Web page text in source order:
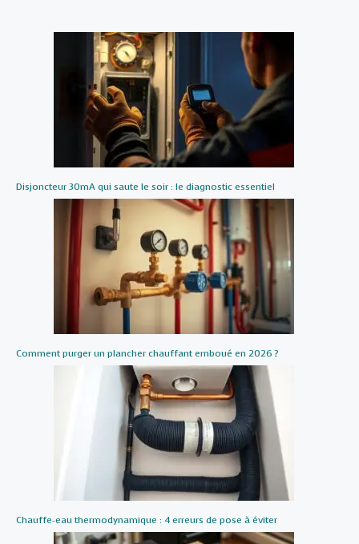
Disjoncteur 30mA qui saute le soir : le diagnostic essentiel
Comment purger un plancher chauffant emboué en 2026 ?
Chauffe-eau thermodynamique : 4 erreurs de pose à éviter